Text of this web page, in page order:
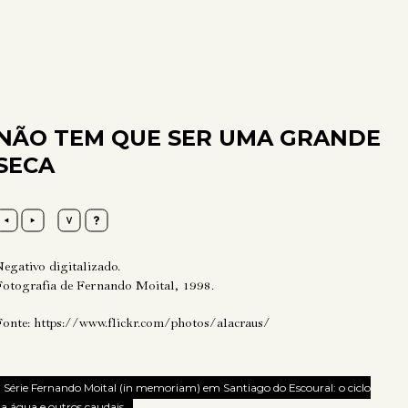
TEM QUE SER UMA GRANDE
digitalizado.
de Fernando Moital, 1998.
https://www.flickr.com/photos/alacraus/
Série Fernando Moital (in memoriam) em Santiago do Escoural: o ciclo